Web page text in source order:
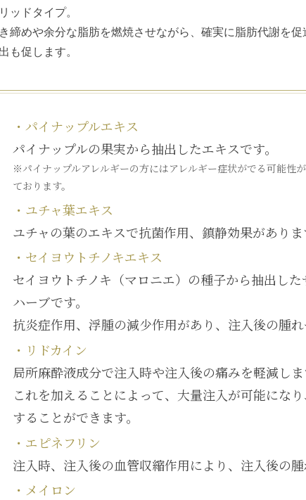
ッドタイプ。
締めや余分な脂肪を燃焼させながら、確実に脂肪代謝を
も促します。
・パイナップルエキス
パイナップルの果実から抽出したエキスです。
※パイナップルアレルギーの方にはアレルギー症状がでる可能性
ております。
・ユチャ葉エキス
ユチャの葉のエキスで抗菌作用、鎮静効果がありま
・セイヨウトチノキエキス
セイヨウトチノキ（マロニエ）の種子から抽出し
ハーブです。
抗炎症作用、浮腫の減少作用があり、注入後の腫れ
・リドカイン
局所麻酔液成分で注入時や注入後の痛みを軽減しま
これを加えることによって、大量注入が可能にな
することができます。
・エピネフリン
注入時、注入後の血管収縮作用により、注入後の腫
・メイロン